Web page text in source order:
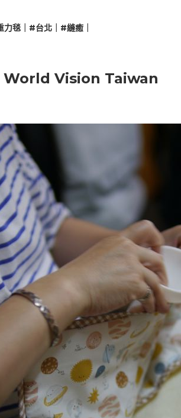
毯｜#台北｜#縫癒｜
World Vision Taiwan